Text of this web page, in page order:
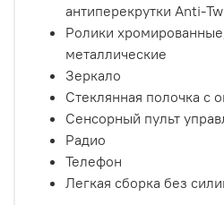
антиперекрутки Anti-
Ролики
металлические
Зеркало
Стеклянная полочка с
Сенсорный пульт
Радио
Телефон
Легкая сборка без